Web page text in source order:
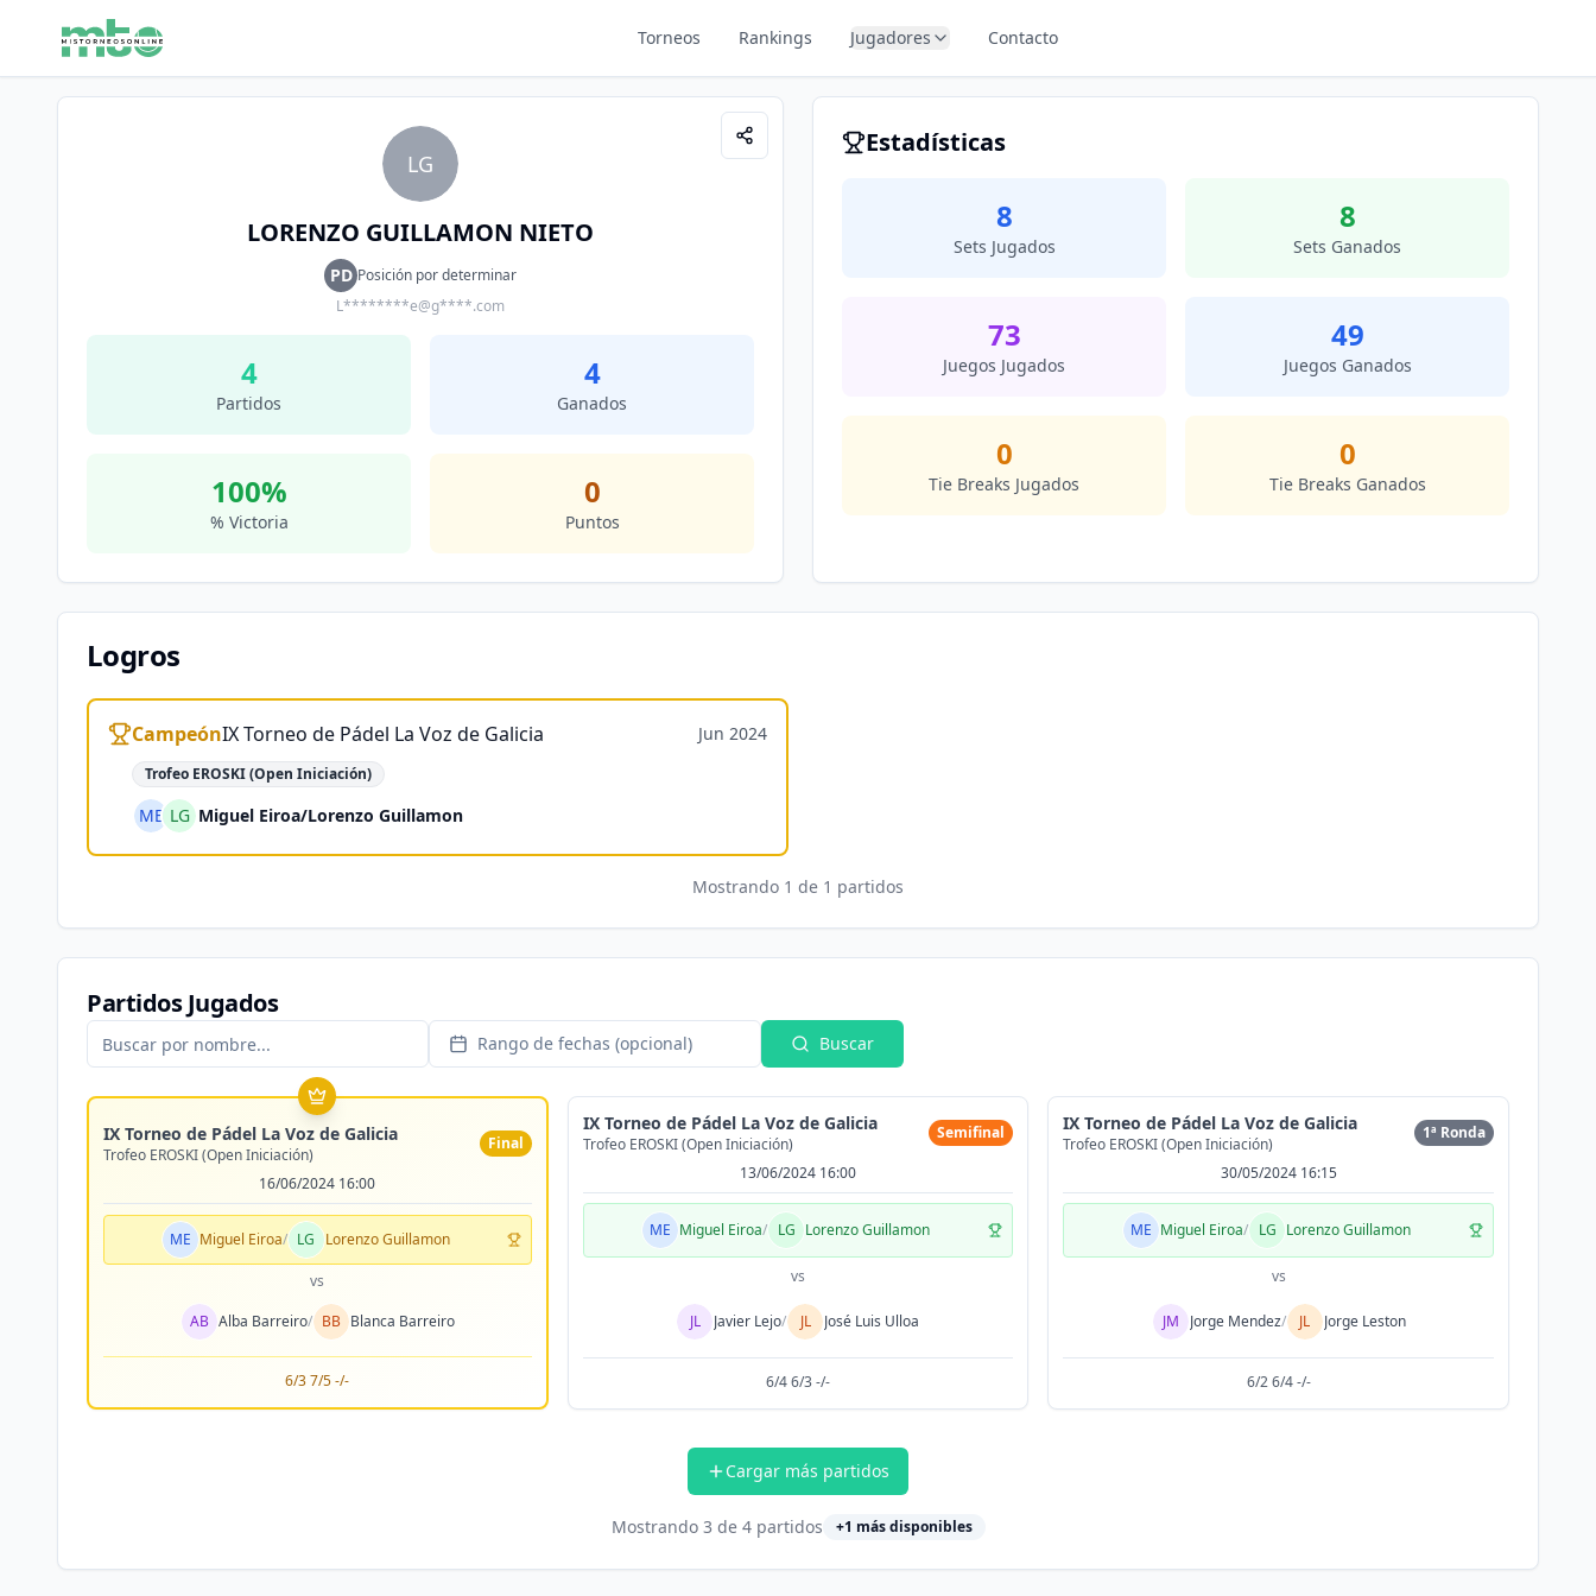
Torneos Rankings Jugadores Contacto
LG
LORENZO GUILLAMON NIETO
PD Posición por determinar
L********e@g****.com
4
Partidos
4
Ganados
100%
% Victoria
0
Puntos
Estadísticas
8
Sets Jugados
8
Sets Ganados
73
Juegos Jugados
49
Juegos Ganados
0
Tie Breaks Jugados
0
Tie Breaks Ganados
Logros
CampeónIX Torneo de Pádel La Voz de Galicia Jun 2024
Trofeo EROSKI (Open Iniciación)
ME LG Miguel Eiroa/Lorenzo Guillamon
Mostrando 1 de 1 partidos
Partidos Jugados
Rango de fechas (opcional) Buscar
IX Torneo de Pádel La Voz de Galicia
Trofeo EROSKI (Open Iniciación)
Final
16/06/2024 16:00
ME Miguel Eiroa/ LG Lorenzo Guillamon
vs
AB Alba Barreiro/ BB Blanca Barreiro
6/3 7/5 -/-
IX Torneo de Pádel La Voz de Galicia
Trofeo EROSKI (Open Iniciación)
Semifinal
13/06/2024 16:00
ME Miguel Eiroa/ LG Lorenzo Guillamon
vs
JL Javier Lejo/ JL José Luis Ulloa
6/4 6/3 -/-
IX Torneo de Pádel La Voz de Galicia
Trofeo EROSKI (Open Iniciación)
1ª Ronda
30/05/2024 16:15
ME Miguel Eiroa/ LG Lorenzo Guillamon
vs
JM Jorge Mendez/ JL Jorge Leston
6/2 6/4 -/-
Cargar más partidos
Mostrando 3 de 4partidos +1 más disponibles